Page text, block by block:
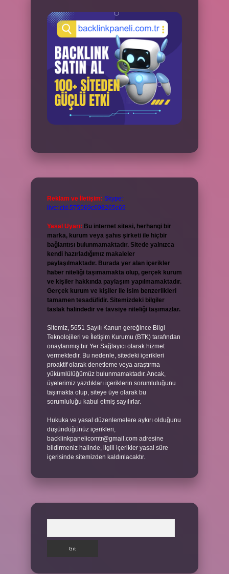
Reklam ve İletişim: Skype:
live:.cid.575569c608265c69
Yasal Uyarı: Bu internet sitesi, herhangi bir
marka, kurum veya şahıs şirketi ile hiçbir
bağlantısı bulunmamaktadır. Sitede yalnızca
kendi hazırladığımız makaleler
paylaşılmaktadır. Burada yer alan içerikler
haber niteliği taşımamakta olup, gerçek kurum
ve kişiler hakkında paylaşım yapılmamaktadır.
Gerçek kurum ve kişiler ile isim benzerlikleri
tamamen tesadüfidir. Sitemizdeki bilgiler
taslak halindedir ve tavsiye niteliği taşımazlar.
Sitemiz, 5651 Sayılı Kanun gereğince Bilgi
Teknolojileri ve İletişim Kurumu (BTK) tarafından
onaylanmış bir Yer Sağlayıcı olarak hizmet
vermektedir. Bu nedenle, sitedeki içerikleri
proaktif olarak denetleme veya araştırma
yükümlülüğümüz bulunmamaktadır. Ancak,
üyelerimiz yazdıkları içeriklerin sorumluluğunu
taşımakta olup, siteye üye olarak bu
sorumluluğu kabul etmiş sayılırlar.
Hukuka ve yasal düzenlemelere aykırı olduğunu
düşündüğünüz içerikleri,
backlinkpanelicomtr@gmail.com adresine
bildirmeniz halinde, ilgili içerikler yasal süre
içerisinde sitemizden kaldırılacaktır.